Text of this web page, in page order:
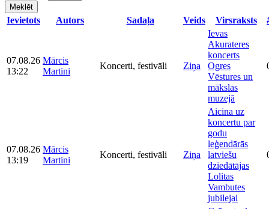
Meklēt
Ievietots Autors Sadaļa Veids Virsraksts
07.08.26
13:22
Mārcis
Martini
Koncerti, festivāli Ziņa
Ievas
Akurateres
koncerts
Ogres
Vēstures un
mākslas
muzejā
07.08.26
13:19
Mārcis
Martini
Koncerti, festivāli Ziņa
Aicina uz
koncertu par
godu
leģendārās
latviešu
dziedātājas
Lolitas
Vambutes
jubilejai